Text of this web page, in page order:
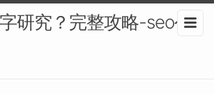
研究？完整攻略-seo公